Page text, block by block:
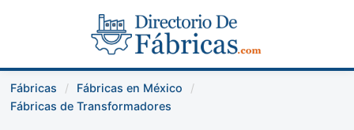
Fábricas
Fábricas en México
Fábricas de Transformadores